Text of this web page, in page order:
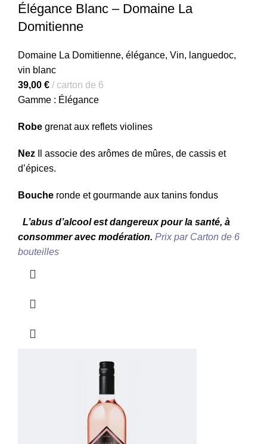
Élégance Blanc – Domaine La
Domitienne
Domaine La Domitienne, élégance, Vin, languedoc,
vin blanc
39,00 €
carton de 6
Gamme : Élégance
Robe grenat aux reflets violines
Nez Il associe des arômes de mûres, de cassis et
d’épices.
Bouche ronde et gourmande aux tanins fondus
L’abus d’alcool est dangereux pour la santé, à
consommer avec modération. Prix par Carton de 6
bouteilles